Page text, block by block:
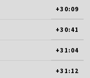
+30:09
+30:41
+31:04
+31:12